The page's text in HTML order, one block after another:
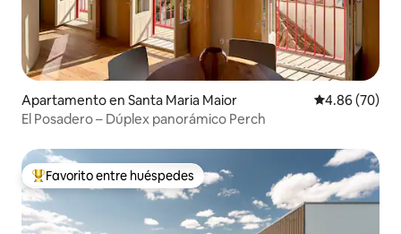
Apartamento en Santa Maria Maior Calificación
4.86 (70)
El Posadero – Dúplex panorámico Perch
Favorito entre huéspedes preferido
Favorito entre huéspedes